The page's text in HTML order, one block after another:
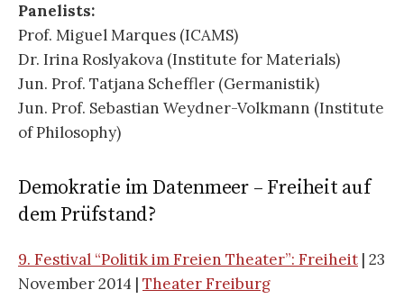
Panelists:
Prof. Miguel Marques (ICAMS)
Dr. Irina Roslyakova (Institute for Materials)
Jun. Prof. Tatjana Scheffler (Germanistik)
Jun. Prof. Sebastian Weydner-Volkmann (Institute
of Philosophy)
Demokratie im Datenmeer – Freiheit auf
dem Prüfstand?
9. Festival “Politik im Freien Theater”: Freiheit | 23
November 2014 | Theater Freiburg